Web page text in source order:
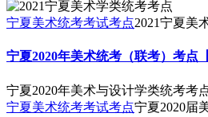
宁夏美术统考考试考点2021宁夏美
宁夏2020年美术统考（联考）考点
宁夏2020年美术与设计学类统考考
宁夏美术统考考试考点宁夏2020届